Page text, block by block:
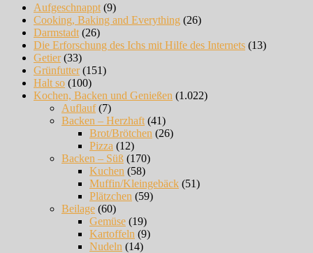
Aufgeschnappt (9)
Cooking, Baking and Everything (26)
Darmstadt (26)
Die Erforschung des Ichs mit Hilfe des Internets (13)
Getier(33)
Grünfutter(151)
Halt so (100)
Kochen, Backen und Genießen (1.022)
Auflauf(7)
Backen – Herzhaft (41)
Brot/Brötchen (26)
Pizza (12)
Backen – Süß (170)
Kuchen (58)
Muffin/Kleingebäck (51)
Plätzchen (59)
Beilage (60)
Gemüse (19)
Kartoffeln (9)
Nudeln (14)